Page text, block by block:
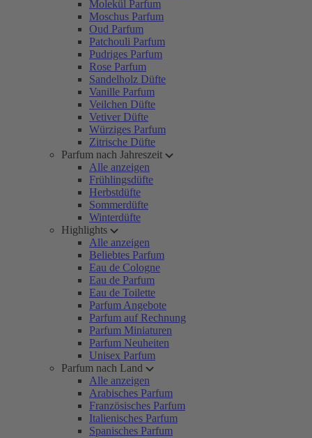
Molekül Parfum
Moschus Parfum
Oud Parfum
Patchouli Parfum
Pudriges Parfum
Rose Parfum
Sandelholz Düfte
Vanille Parfum
Veilchen Düfte
Vetiver Düfte
Würziges Parfum
Zitrische Düfte
Parfum nach Jahreszeit
Alle anzeigen
Frühlingsdüfte
Herbstdüfte
Sommerdüfte
Winterdüfte
Highlights
Alle anzeigen
Beliebtes Parfum
Eau de Cologne
Eau de Parfum
Eau de Toilette
Parfum Angebote
Parfum auf Rechnung
Parfum Miniaturen
Parfum Neuheiten
Unisex Parfum
Parfum nach Land
Alle anzeigen
Arabisches Parfum
Französisches Parfum
Italienisches Parfum
Spanisches Parfum